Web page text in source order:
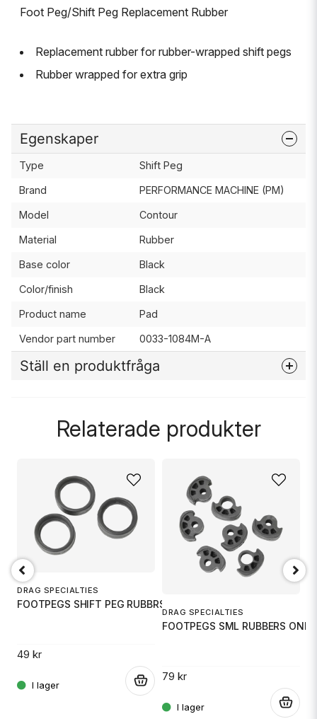
Foot Peg/Shift Peg Replacement Rubber
Replacement rubber for rubber-wrapped shift pegs
Rubber wrapped for extra grip
Egenskaper
Type Shift Peg
Brand PERFORMANCE MACHINE (PM)
Model Contour
Material Rubber
Base color Black
Color/finish Black
Product name Pad
Vendor part number 0033-1084M-A
Ställ en produktfråga
emailMejladress
Ja, ni får publicera min fråga
Relaterade produkter
UF-1
DRAG SPECIALTIES
FOOTPEGS SHIFT PEG RUBBRS
49 kr
DRAG SPECIALTIES
FOOTPEGS SML RUBBERS ONLY
79 kr